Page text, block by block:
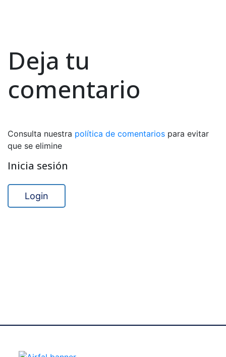
Deja tu
comentario
Consulta nuestra política de comentarios para evitar
que se elimine
Inicia sesión
Login